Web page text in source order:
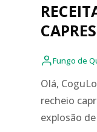
Fungo de
Olá,
recheio
explosão